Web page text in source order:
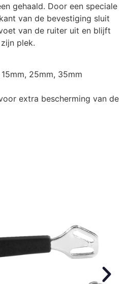
gehaald. Door een speciale
van de bevestiging sluit
van de ruiter uit en blijft
plek.
25mm, 35mm
extra bescherming van de